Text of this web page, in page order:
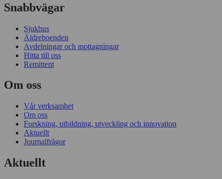
Snabbvägar
Sjukhus
Äldreboenden
Avdelningar och mottagningar
Hitta till oss
Remittent
Om oss
Vår verksamhet
Om oss
Forskning, utbildning, utveckling och innovation
Aktuellt
Journalfrågor
Aktuellt